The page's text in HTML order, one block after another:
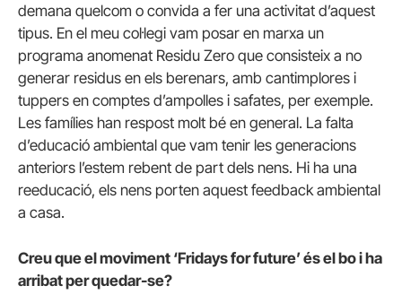
demana quelcom o convida a fer una activitat d’aquest
tipus. En el meu col·legi vam posar en marxa un
programa anomenat Residu Zero que consisteix a no
generar residus en els berenars, amb cantimplores i
tuppers en comptes d’ampolles i safates, per exemple.
Les famílies han respost molt bé en general. La falta
d’educació ambiental que vam tenir les generacions
anteriors l’estem rebent de part dels nens. Hi ha una
reeducació, els nens porten aquest feedback ambiental
a casa.
Creu que el moviment ‘Fridays for future’ és el bo i ha
arribat per quedar-se?